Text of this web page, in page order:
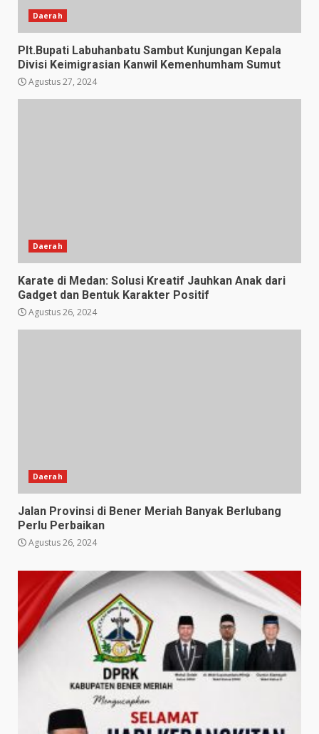
Daerah
Plt.Bupati Labuhanbatu Sambut Kunjungan Kepala
Divisi Keimigrasian Kanwil Kemenhumham Sumut
Agustus 27, 2024
Daerah
Karate di Medan: Solusi Kreatif Jauhkan Anak dari
Gadget dan Bentuk Karakter Positif
Agustus 26, 2024
Daerah
Jalan Provinsi di Bener Meriah Banyak Berlubang
Perlu Perbaikan
Agustus 26, 2024